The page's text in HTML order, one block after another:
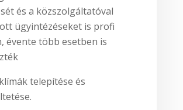
és a közszolgáltatóval
ügyintézéseket is profi
évente több esetben is
telepítése és